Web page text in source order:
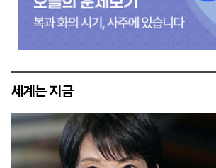
세계는 지금